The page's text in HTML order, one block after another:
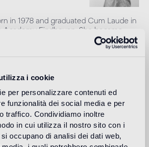
i cookie
per personalizzare contenuti ed
funzionalità dei social media e per
traffico. Condividiamo inoltre
in cui utilizza il nostro sito con i
occupano di analisi dei dati web,
in 1978 and graduated Cum Laude in
Eindhoven. She became
residenziali: medio traffico in ambienti